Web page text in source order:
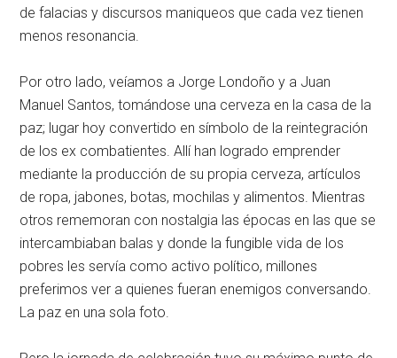
de falacias y discursos maniqueos que cada vez tienen
menos resonancia.
Por otro lado, veíamos a Jorge Londoño y a Juan
Manuel Santos, tomándose una cerveza en la casa de la
paz; lugar hoy convertido en símbolo de la reintegración
de los ex combatientes. Allí han logrado emprender
mediante la producción de su propia cerveza, artículos
de ropa, jabones, botas, mochilas y alimentos. Mientras
otros rememoran con nostalgia las épocas en las que se
intercambiaban balas y donde la fungible vida de los
pobres les servía como activo político, millones
preferimos ver a quienes fueran enemigos conversando.
La paz en una sola foto.